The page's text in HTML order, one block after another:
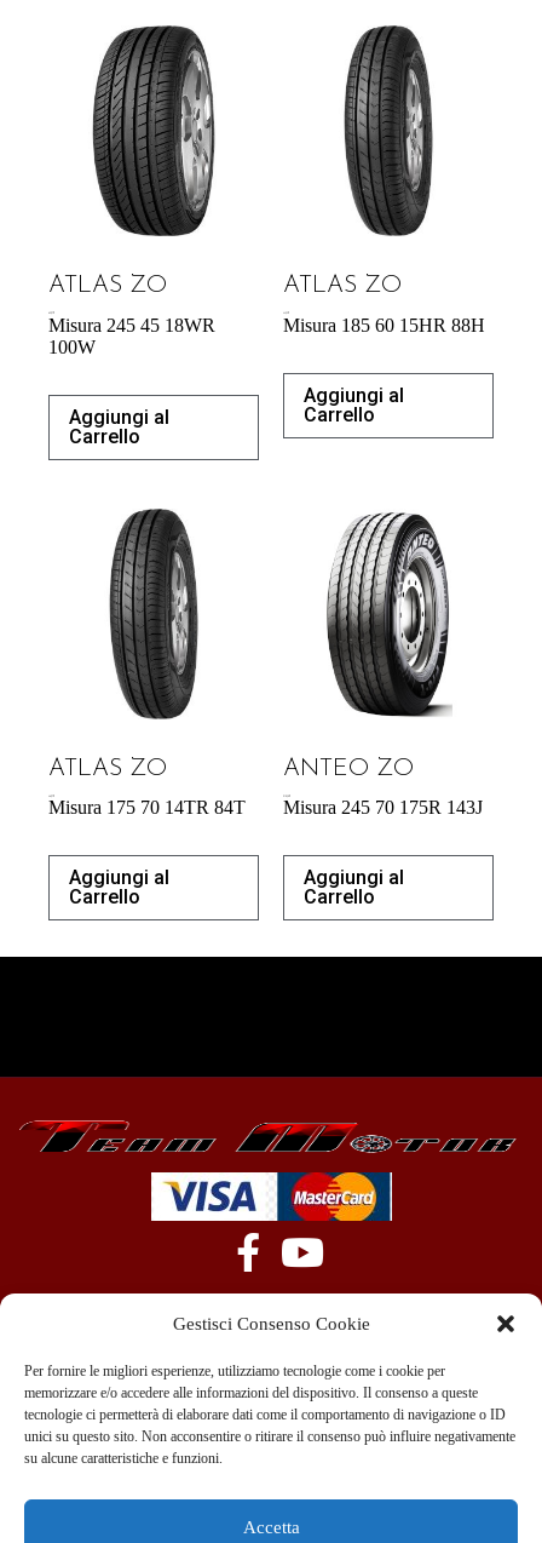
Gestisci Consenso Cookie
Per fornire le migliori esperienze, utilizziamo tecnologie come i cookie per
memorizzare e/o accedere alle informazioni del dispositivo. Il consenso a queste
tecnologie ci permetterà di elaborare dati come il comportamento di navigazione o ID
unici su questo sito. Non acconsentire o ritirare il consenso può influire negativamente
su alcune caratteristiche e funzioni.
Accetta
ATLAS ZO
Misura 245 45 18WR
100W
Aggiungi al
Carrello
ATLAS ZO
Misura 185 60 15HR 88H
Aggiungi al
Carrello
ATLAS ZO
Misura 175 70 14TR 84T
Aggiungi al
Carrello
ANTEO ZO
Misura 245 70 175R 143J
Aggiungi al
Carrello
+39 351 970 89 33
info@teammotor.it